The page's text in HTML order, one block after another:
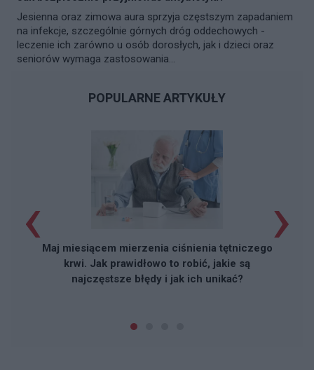
Jesienna oraz zimowa aura sprzyja częstszym zapadaniem
na infekcje, szczególnie górnych dróg oddechowych -
leczenie ich zarówno u osób dorosłych, jak i dzieci oraz
seniorów wymaga zastosowania...
POPULARNE ARTYKUŁY
Maj miesiącem mierzenia ciśnienia tętniczego
krwi. Jak prawidłowo to robić, jakie są
najczęstsze błędy i jak ich unikać?
‹ ›